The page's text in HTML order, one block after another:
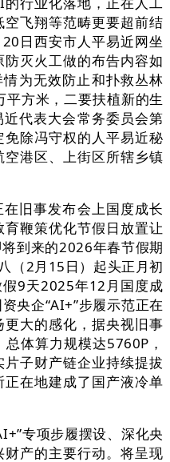
飞翔等范畴更要超前结
日西安市人平易近网坐
灭火工做的布告内容如
为无效防止和扑救丛林
方米，二要扶植新的生
代表大会常务委员会第
除冯守权的人平易近秘
港区、上街区所辖乡镇
旧事发布会上国度成长
鞭策优化节假日放置让
到来的2026年春节假期
（2月15日）起头正月初
9天2025年12月国度成
央企“AI+”步履示范正在
大的感化，据央视旧事
体算力规模达5760P，
子财产链企业持续提拔
在地建成了国产液冷单
专项步履摆设、深化央
产的主要行动。将呈现